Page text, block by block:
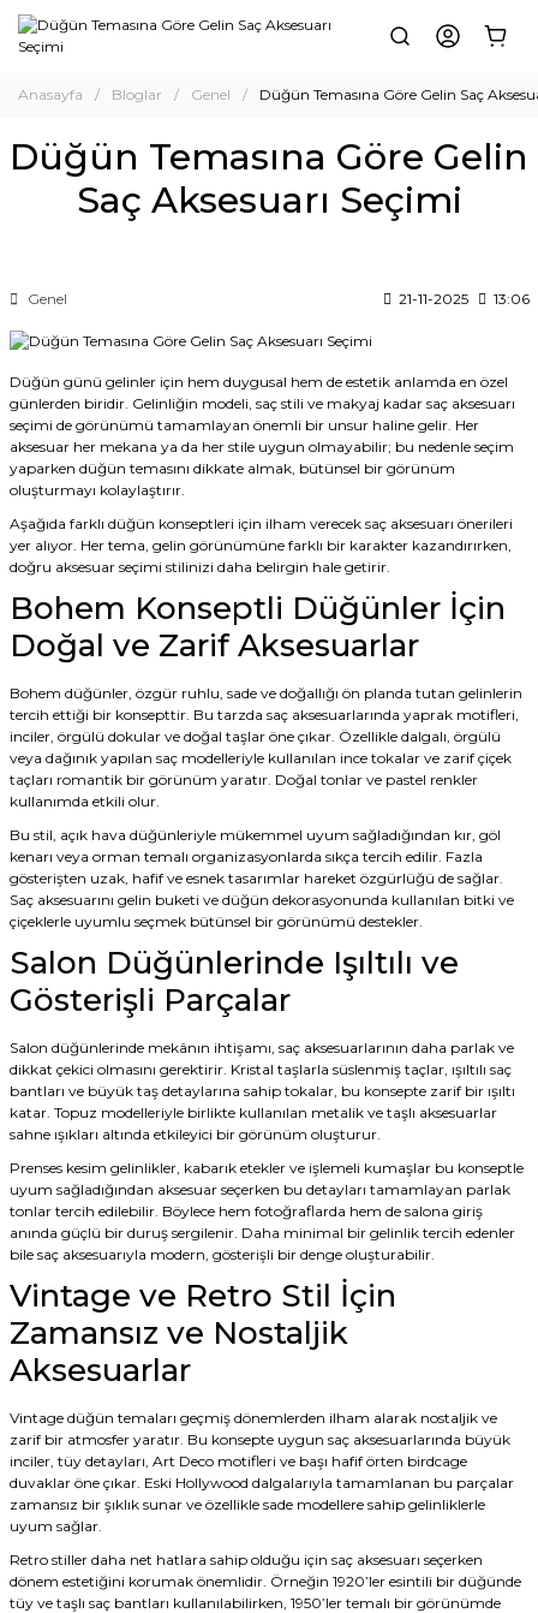
Anasayfa Bloglar Genel Düğün Temasına Göre Gelin Saç
Düğün Temasına Göre Gelin
Saç Aksesuarı Seçimi
Genel 21-11-2025 13:06
Düğün günü gelinler için hem duygusal hem de estetik anlamda en özel
günlerden biridir. Gelinliğin modeli, saç stili ve makyaj kadar saç aksesuarı
seçimi de görünümü tamamlayan önemli bir unsur haline gelir. Her
aksesuar her mekana ya da her stile uygun olmayabilir; bu nedenle seçim
yaparken düğün temasını dikkate almak, bütünsel bir görünüm
oluşturmayı kolaylaştırır.
Aşağıda farklı düğün konseptleri için ilham verecek saç aksesuarı önerileri
yer alıyor. Her tema, gelin görünümüne farklı bir karakter kazandırırken,
doğru aksesuar seçimi stilinizi daha belirgin hale getirir.
Bohem Konseptli Düğünler İçin
Doğal ve Zarif Aksesuarlar
Bohem düğünler, özgür ruhlu, sade ve doğallığı ön planda tutan gelinlerin
tercih ettiği bir konsepttir. Bu tarzda saç aksesuarlarında yaprak motifleri,
inciler, örgülü dokular ve doğal taşlar öne çıkar. Özellikle dalgalı, örgülü
veya dağınık yapılan saç modelleriyle kullanılan ince tokalar ve zarif çiçek
taçları romantik bir görünüm yaratır. Doğal tonlar ve pastel renkler
kullanımda etkili olur.
Bu stil, açık hava düğünleriyle mükemmel uyum sağladığından kır, göl
kenarı veya orman temalı organizasyonlarda sıkça tercih edilir. Fazla
gösterişten uzak, hafif ve esnek tasarımlar hareket özgürlüğü de sağlar.
Saç aksesuarını gelin buketi ve düğün dekorasyonunda kullanılan bitki ve
çiçeklerle uyumlu seçmek bütünsel bir görünümü destekler.
Salon Düğünlerinde Işıltılı ve
Gösterişli Parçalar
Salon düğünlerinde mekânın ihtişamı, saç aksesuarlarının daha parlak ve
dikkat çekici olmasını gerektirir. Kristal taşlarla süslenmiş taçlar, ışıltılı saç
bantları ve büyük taş detaylarına sahip tokalar, bu konsepte zarif bir ışıltı
katar. Topuz modelleriyle birlikte kullanılan metalik ve taşlı aksesuarlar
sahne ışıkları altında etkileyici bir görünüm oluşturur.
Prenses kesim gelinlikler, kabarık etekler ve işlemeli kumaşlar bu konseptle
uyum sağladığından aksesuar seçerken bu detayları tamamlayan parlak
tonlar tercih edilebilir. Böylece hem fotoğraflarda hem de salona giriş
anında güçlü bir duruş sergilenir. Daha minimal bir gelinlik tercih edenler
bile saç aksesuarıyla modern, gösterişli bir denge oluşturabilir.
Vintage ve Retro Stil İçin
Zamansız ve Nostaljik
Aksesuarlar
Vintage düğün temaları geçmiş dönemlerden ilham alarak nostaljik ve
zarif bir atmosfer yaratır. Bu konsepte uygun saç aksesuarlarında büyük
inciler, tüy detayları, Art Deco motifleri ve başı hafif örten birdcage
duvaklar öne çıkar. Eski Hollywood dalgalarıyla tamamlanan bu parçalar
zamansız bir şıklık sunar ve özellikle sade modellere sahip gelinliklerle
uyum sağlar.
Retro stiller daha net hatlara sahip olduğu için saç aksesuarı seçerken
dönem estetiğini korumak önemlidir. Örneğin 1920’ler esintili bir düğünde
tüy ve taşlı saç bantları kullanılabilirken, 1950’ler temalı bir görünümde